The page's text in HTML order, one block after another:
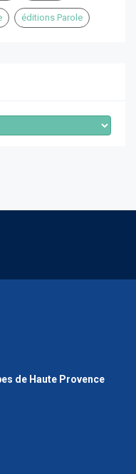
éditions Parole
de Haute Provence